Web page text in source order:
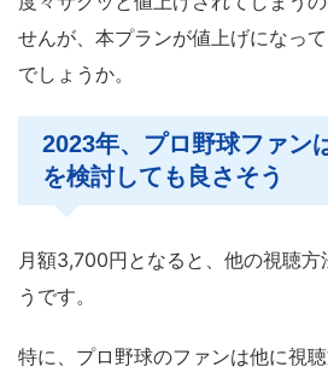
せんが、本プランが値上げになっ
でしょうか。
2023年、プロ野球ファン
を検討しても良さそう
月額3,700円となると、他の視聴
うです。
特に、プロ野球のファンは他に視